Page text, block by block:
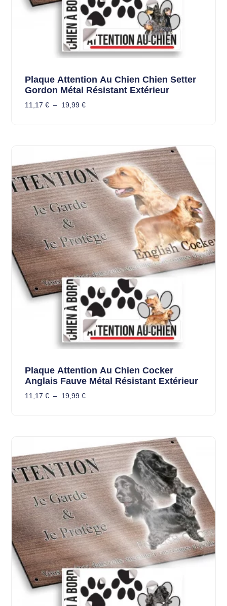
Plaque Attention Au Chien Chien Setter
Gordon Métal Résistant Extérieur
11,17 € – 19,99 €
Plaque Attention Au Chien Cocker
Anglais Fauve Métal Résistant Extérieur
11,17 € – 19,99 €